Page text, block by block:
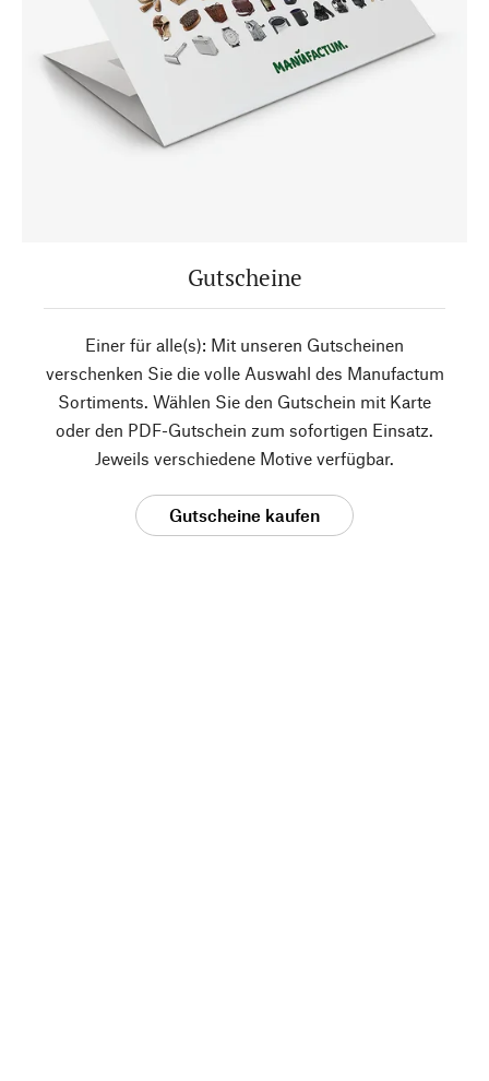
Gutscheine
Einer für alle(s): Mit unseren Gutscheinen
verschenken Sie die volle Auswahl des Manufactum
Sortiments. Wählen Sie den Gutschein mit Karte
oder den PDF-Gutschein zum sofortigen Einsatz.
Jeweils verschiedene Motive verfügbar.
Gutscheine kaufen